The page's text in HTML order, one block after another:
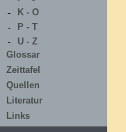
-
K - O
-
P - T
-
U - Z
Glossar
Zeittafel
Quellen
Literatur
Links